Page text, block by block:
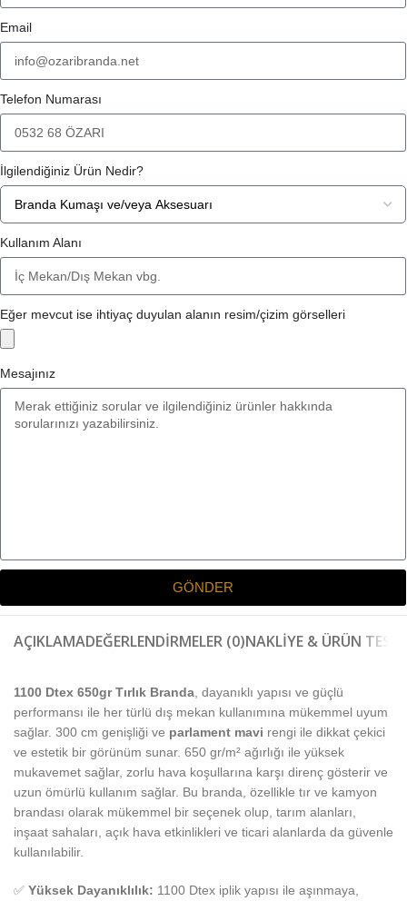
Email
Telefon Numarası
İlgilendiğiniz Ürün Nedir?
Kullanım Alanı
Eğer mevcut ise ihtiyaç duyulan alanın resim/çizim görselleri
Mesajınız
GÖNDER
AÇIKLAMADEĞERLENDIRMELER (0)NAKLIYE & ÜRÜN
1100 Dtex 650gr Tırlık Branda , dayanıklı yapısı ve güçlü
performansı ile her türlü dış mekan kullanımına mükemmel uyum
sağlar. 300 cm genişliği ve parlament mavi rengi ile dikkat çekici
ve estetik bir görünüm sunar. 650 gr/m² ağırlığı ile yüksek
mukavemet sağlar, zorlu hava koşullarına karşı direnç gösterir ve
uzun ömürlü kullanım sağlar. Bu branda, özellikle tır ve kamyon
brandası olarak mükemmel bir seçenek olup, tarım alanları,
inşaat sahaları, açık hava etkinlikleri ve ticari alanlarda da güvenle
kullanılabilir.
✅ Yüksek Dayanıklılık: 1100 Dtex iplik yapısı ile aşınmaya,